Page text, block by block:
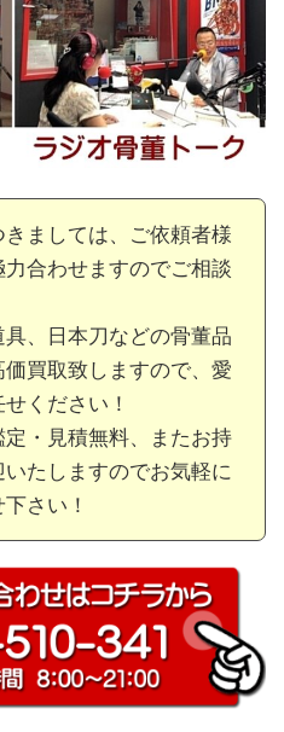
ましては、ご依頼者様
合わせますのでご相談
、日本刀などの骨董品
買取致しますので、愛
ください！
定・見積無料、またお持
たしますのでお気軽に
さい！